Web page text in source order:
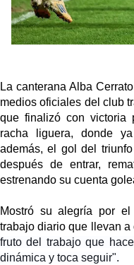
La canterana Alba
medios oficiales del club
que finalizó con victoria
racha liguera, donde
además, el gol del
después de entrar,
estrenando su cuenta
Mostró su alegría por
trabajo diario que llevan
fruto del trabajo que
dinámica y toca seguir".